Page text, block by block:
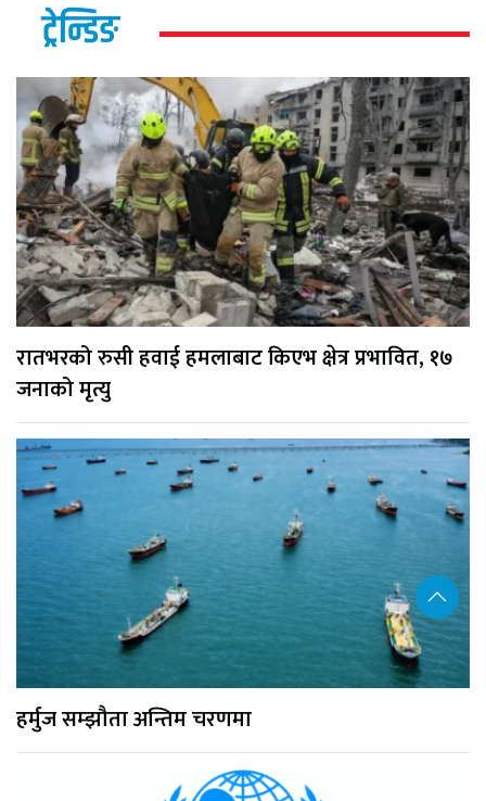
ट्रेन्डिङ
रातभरको रुसी हवाई हमलाबाट किएभ क्षेत्र प्रभावित, १७
जनाको मृत्यु
हर्मुज सम्झौता अन्तिम चरणमा